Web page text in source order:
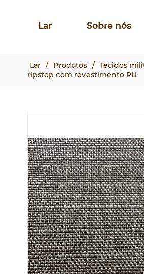
Lar Sobre nós
Lar / Produtos / Tecidos
ripstop com revestimento PU